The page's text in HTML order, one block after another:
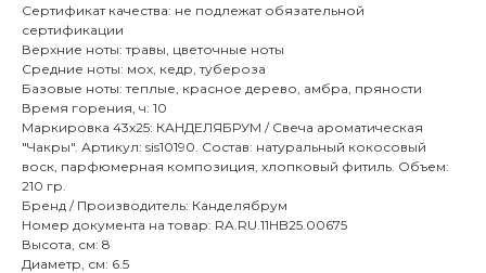
Сертификат качества: не подлежат обязательной
сертификации
Верхние ноты: травы, цветочные ноты
Средние ноты: мох, кедр, тубероза
Базовые ноты: теплые, красное дерево, амбра, пряности
Время горения, ч: 10
Маркировка 43х25: КАНДЕЛЯБРУМ / Свеча ароматическая
"Чакры". Артикул: sis10190. Состав: натуральный кокосовый
воск, парфюмерная композиция, хлопковый фитиль. Объем:
210 гр.
Бренд / Производитель: Канделябрум
Номер документа на товар: RA.RU.11HB25.00675
Высота, см: 8
Диаметр, см: 6.5